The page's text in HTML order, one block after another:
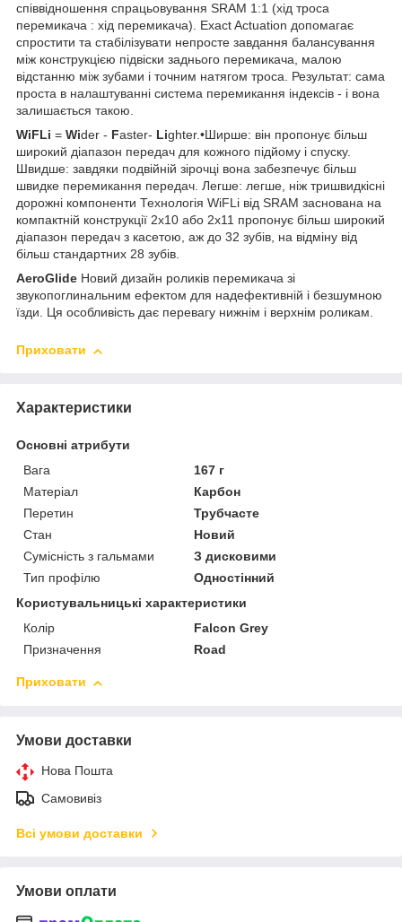
співвідношення спрацьовування SRAM 1:1 (хід троса
перемикача : хід перемикача). Exact Actuation допомагає
спростити та стабілізувати непросте завдання балансування
між конструкцією підвіски заднього перемикача, малою
відстанню між зубами і точним натягом троса. Результат: сама
проста в налаштуванні система перемикання індексів - і вона
залишається такою.
WiFLi = Wider - Faster- Lighter.•Ширше: він пропонує більш
широкий діапазон передач для кожного підйому і спуску.
Швидше: завдяки подвійній зірочці вона забезпечує більш
швидке перемикання передач. Легше: легше, ніж тришвидкісні
дорожні компоненти Технологія WiFLi від SRAM заснована на
компактній конструкції 2x10 або 2x11 пропонує більш широкий
діапазон передач з касетою, аж до 32 зубів, на відміну від
більш стандартних 28 зубів.
AeroGlide Новий дизайн роликів перемикача зі
звукопоглинальним ефектом для надефективній і безшумною
їзди. Ця особливість дає перевагу нижнім і верхнім роликам.
Приховати
Характеристики
Основні атрибути
Вага
167 г
Матеріал
Карбон
Перетин
Трубчасте
Стан
Новий
Сумісність з гальмами
З дисковими
Тип профілю
Одностінний
Користувальницькі характеристики
Колір
Falcon Grey
Призначення
Road
Приховати
Умови доставки
Нова Пошта
Самовивіз
Всі умови доставки
Умови оплати